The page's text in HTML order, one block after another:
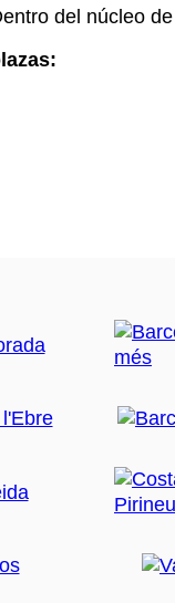
del núcleo